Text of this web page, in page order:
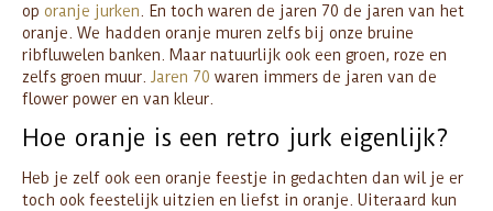
op oranje jurken . En toch waren de jaren 70 de jaren van het
oranje. We hadden oranje muren zelfs bij onze bruine
ribfluwelen banken. Maar natuurlijk ook een groen, roze en
zelfs groen muur.
Jaren 70 waren immers de jaren van de
flower power en van kleur.
Hoe oranje is een retro jurk eigenlijk?
Heb je zelf ook een oranje feestje in gedachten dan wil je er
toch ook feestelijk uitzien en liefst in oranje. Uiteraard kun